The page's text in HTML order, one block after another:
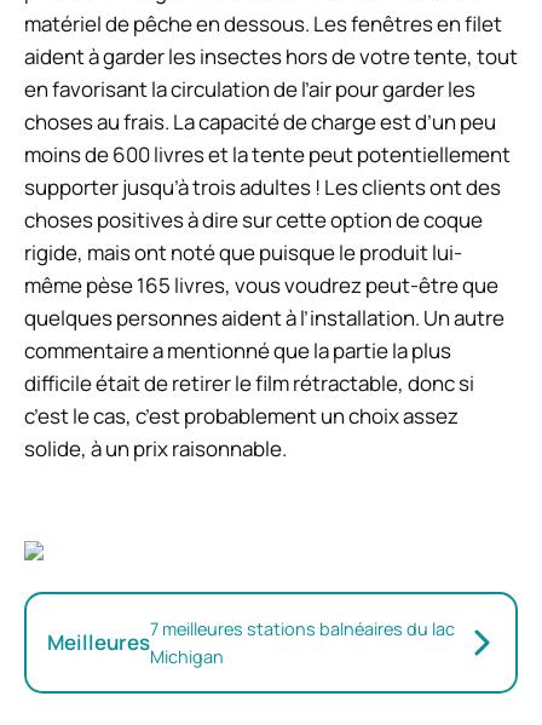
matériel de pêche en dessous. Les fenêtres en filet
aident à garder les insectes hors de votre tente, tout
en favorisant la circulation de l’air pour garder les
choses au frais. La capacité de charge est d’un peu
moins de 600 livres et la tente peut potentiellement
supporter jusqu’à trois adultes ! Les clients ont des
choses positives à dire sur cette option de coque
rigide, mais ont noté que puisque le produit lui-
même pèse 165 livres, vous voudrez peut-être que
quelques personnes aident à l’installation. Un autre
commentaire a mentionné que la partie la plus
difficile était de retirer le film rétractable, donc si
c’est le cas, c’est probablement un choix assez
solide, à un prix raisonnable.
Meilleures7 meilleures stations balnéaires du lac
Michigan